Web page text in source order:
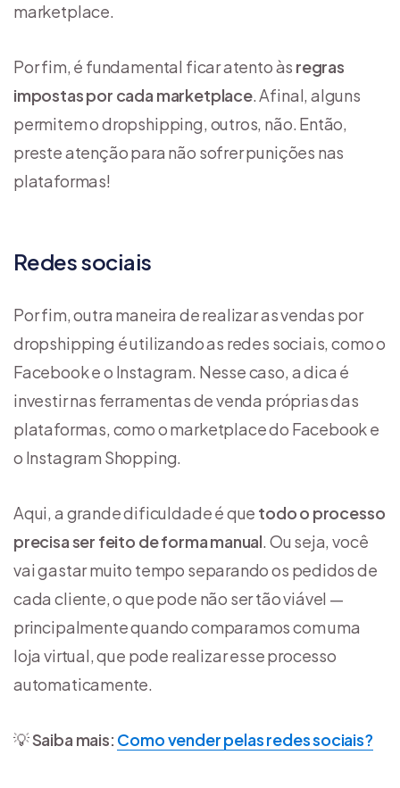
marketplace.
Por fim, é fundamental ficar atento às regras
impostas por cada marketplace. Afinal, alguns
permitem o dropshipping, outros, não. Então,
preste atenção para não sofrer punições nas
plataformas!
Redes sociais
Por fim, outra maneira de realizar as vendas por
dropshipping é utilizando as redes sociais, como o
Facebook e o Instagram. Nesse caso, a dica é
investir nas ferramentas de venda próprias das
plataformas, como o marketplace do Facebook e
o Instagram Shopping.
Aqui, a grande dificuldade é que todo o processo
precisa ser feito de forma manual. Ou seja, você
vai gastar muito tempo separando os pedidos de
cada cliente, o que pode não ser tão viável —
principalmente quando comparamos com uma
loja virtual, que pode realizar esse processo
automaticamente.
💡Saiba mais: Como vender pelas redes sociais?